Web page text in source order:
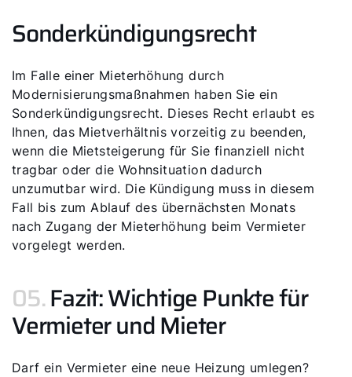
Sonderkündigungsrecht
Im Falle einer Mieterhöhung durch
Modernisierungsmaßnahmen haben Sie ein
Sonderkündigungsrecht. Dieses Recht erlaubt es
Ihnen, das Mietverhältnis vorzeitig zu beenden,
wenn die Mietsteigerung für Sie finanziell nicht
tragbar oder die Wohnsituation dadurch
unzumutbar wird. Die Kündigung muss in diesem
Fall bis zum Ablauf des übernächsten Monats
nach Zugang der Mieterhöhung beim Vermieter
vorgelegt werden.
05.Fazit: Wichtige Punkte für
Vermieter und Mieter
Darf ein Vermieter eine neue Heizung umlegen?